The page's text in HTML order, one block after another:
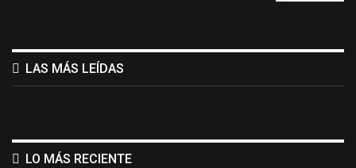
LAS MÁS LEÍDAS
LO MÁS RECIENTE